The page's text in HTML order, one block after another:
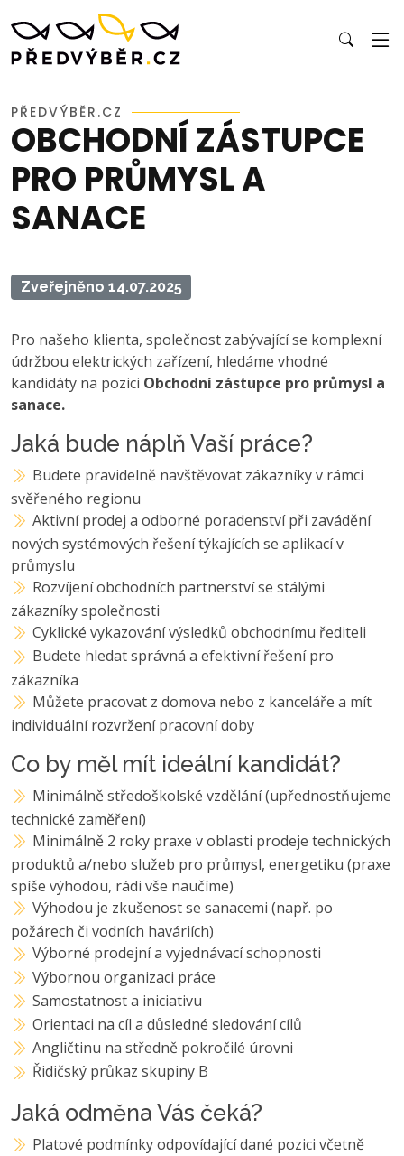
PŘEDVÝBĚR.CZ
OBCHODNÍ ZÁSTUPCE
PRO PRŮMYSL A
SANACE
Zveřejněno 14.07.2025
Pro našeho klienta, společnost zabývající se komplexní
údržbou elektrických zařízení, hledáme vhodné
kandidáty na pozici Obchodní zástupce pro průmysl a
sanace.
Jaká bude náplň Vaší práce?
Budete pravidelně navštěvovat zákazníky v rámci
svěřeného regionu
Aktivní prodej a odborné poradenství při zavádění
nových systémových řešení týkajících se aplikací v
průmyslu
Rozvíjení obchodních partnerství se stálými
zákazníky společnosti
Cyklické vykazování výsledků obchodnímu řediteli
Budete hledat správná a efektivní řešení pro
zákazníka
Můžete pracovat z domova nebo z kanceláře a mít
individuální rozvržení pracovní doby
Co by měl mít ideální kandidát?
Minimálně středoškolské vzdělání (upřednostňujeme
technické zaměření)
Minimálně 2 roky praxe v oblasti prodeje technických
produktů a/nebo služeb pro průmysl, energetiku (praxe
spíše výhodou, rádi vše naučíme)
Výhodou je zkušenost se sanacemi (např. po
požárech či vodních haváriích)
Výborné prodejní a vyjednávací schopnosti
Výbornou organizaci práce
Samostatnost a iniciativu
Orientaci na cíl a důsledné sledování cílů
Angličtinu na středně pokročilé úrovni
Řidičský průkaz skupiny B
Jaká odměna Vás čeká?
Platové podmínky odpovídající dané pozici včetně